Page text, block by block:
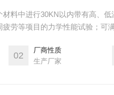
料中进行30KN以内带有高、
劳等项目的力学性能试验；可
02
厂商性质
生产厂家